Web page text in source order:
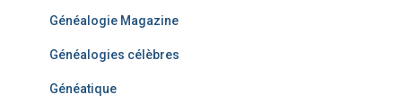
Généalogie Magazine
Généalogies célèbres
Généatique